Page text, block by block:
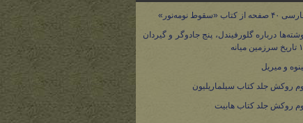
«سقوط نومه‌نور»
درباره گلورفیندل، پنج جادوگر و گیردان
و میریل
روکش جلد کتاب سیلماریلیون
روکش جلد کتاب هابیت